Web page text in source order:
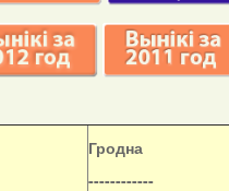
Гродна
------------